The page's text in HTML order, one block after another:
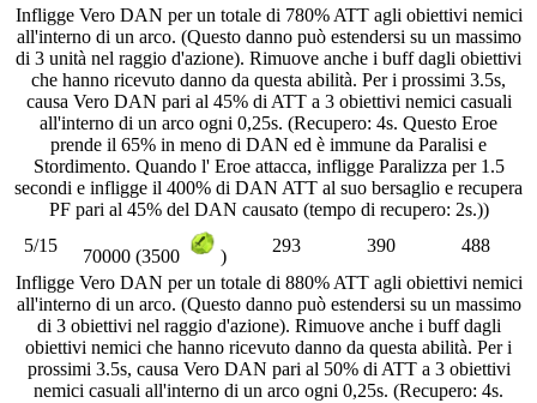
Infligge Vero DAN per un totale di 780% ATT agli obiettivi nemici
all'interno di un arco. (Questo danno può estendersi su un massimo
di 3 unità nel raggio d'azione). Rimuove anche i buff dagli obiettivi
che hanno ricevuto danno da questa abilità. Per i prossimi 3.5s,
causa Vero DAN pari al 45% di ATT a 3 obiettivi nemici casuali
all'interno di un arco ogni 0,25s. (Recupero: 4s. Questo Eroe
prende il 65% in meno di DAN ed è immune da Paralisi e
Stordimento. Quando l' Eroe attacca, infligge Paralizza per 1.5
secondi e infligge il 400% di DAN ATT al suo bersaglio e recupera
PF pari al 45% del DAN causato (tempo di recupero: 2s.))
5/15
70000 (3500 )
293 390
488
Infligge Vero DAN per un totale di 880% ATT agli obiettivi nemici
all'interno di un arco. (Questo danno può estendersi su un massimo
di 3 obiettivi nel raggio d'azione). Rimuove anche i buff dagli
obiettivi nemici che hanno ricevuto danno da questa abilità. Per i
prossimi 3.5s, causa Vero DAN pari al 50% di ATT a 3 obiettivi
nemici casuali all'interno di un arco ogni 0,25s. (Recupero: 4s.